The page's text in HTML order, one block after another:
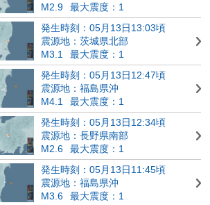
M2.9
最大震度：1
発生時刻：05月13日13:03頃
震源地：茨城県北部
M3.1
最大震度：1
発生時刻：05月13日12:47頃
震源地：福島県沖
M4.1
最大震度：1
発生時刻：05月13日12:34頃
震源地：長野県南部
M2.6
最大震度：1
発生時刻：05月13日11:45頃
震源地：福島県沖
M3.6
最大震度：1